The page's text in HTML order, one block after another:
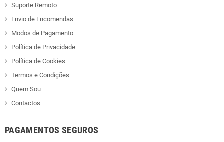
Suporte Remoto
Envio de Encomendas
Modos de Pagamento
Política de Privacidade
Política de Cookies
Termos e Condições
Quem Sou
Contactos
PAGAMENTOS SEGUROS